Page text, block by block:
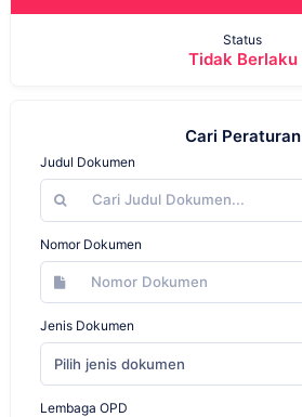
Status
Tidak Berlaku
Cari Peraturan
Judul Dokumen
Nomor Dokumen
Jenis Dokumen
Pilih jenis dokumen
Lembaga OPD